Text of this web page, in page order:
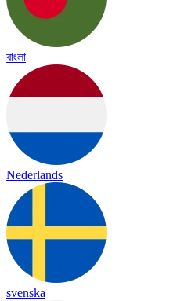
বাংলা
Nederlands
svenska